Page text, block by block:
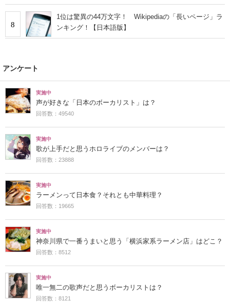
8
1位は驚異の44万文字！ Wikipediaの「長いページ」ラ
ンキング！【日本語版】
アンケート
実施中
声が好きな「日本のボーカリスト」は？
回答数：49540
実施中
歌が上手だと思うホロライブのメンバーは？
回答数：23888
実施中
ラーメンって日本食？それとも中華料理？
回答数：19665
実施中
神奈川県で一番うまいと思う「横浜家系ラーメン店」はどこ？
回答数：8512
実施中
唯一無二の歌声だと思うボーカリストは？
回答数：8121